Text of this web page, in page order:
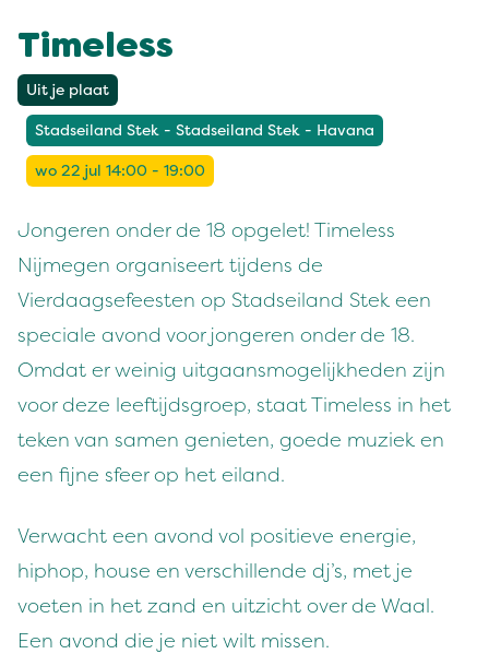
Timeless
Uit je plaat
Stadseiland Stek - Stadseiland Stek - Havana
wo 22 jul 14:00 - 19:00
Jongeren onder de 18 opgelet! Timeless
Nijmegen organiseert tijdens de
Vierdaagsefeesten op Stadseiland Stek een
speciale avond voor jongeren onder de 18.
Omdat er weinig uitgaansmogelijkheden zijn
voor deze leeftijdsgroep, staat Timeless in het
teken van samen genieten, goede muziek en
een fijne sfeer op het eiland.
Verwacht een avond vol positieve energie,
hiphop, house en verschillende dj’s, met je
voeten in het zand en uitzicht over de Waal.
Een avond die je niet wilt missen.